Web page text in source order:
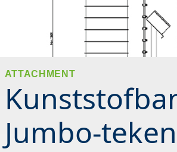
ATTACHMENT
Jumbo-